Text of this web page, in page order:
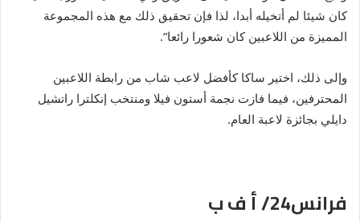
كان شيئا لم أتخيله أبدا، لذا فإن تحقيق ذلك مع هذه المجموعة
المميزة من اللاعبين كان شعورا رائعا”.
وإلى ذلك، اختير ساكا كأفضل لاعب شاب من رابطة اللاعبين
المحترفين، فيما فازت نجمة أستون فيلا ومنتخب إنكلترا راتشيل
دايلي بجائزة لاعبة العام.
فرانس24/ أ ف ب